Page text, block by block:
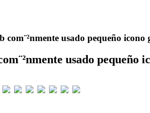
com¨²nmente usado pequeño icono
usado pequeño